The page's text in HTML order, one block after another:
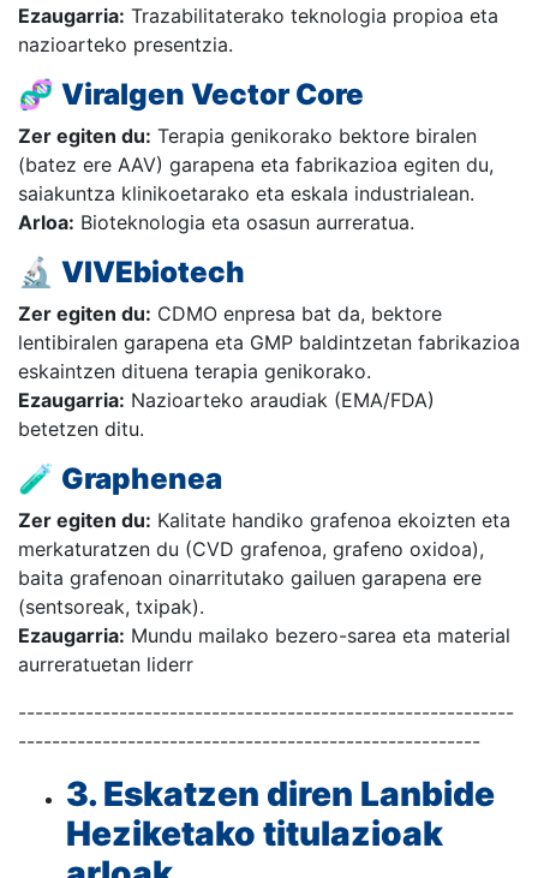
Ezaugarria: Trazabilitaterako teknologia propioa eta
nazioarteko presentzia.
🧬 Viralgen Vector Core
Zer egiten du: Terapia genikorako bektore biralen
(batez ere AAV) garapena eta fabrikazioa egiten du,
saiakuntza klinikoetarako eta eskala industrialean.
Arloa: Bioteknologia eta osasun aurreratua.
🔬 VIVEbiotech
Zer egiten du: CDMO enpresa bat da, bektore
lentibiralen garapena eta GMP baldintzetan fabrikazioa
eskaintzen dituena terapia genikorako.
Ezaugarria: Nazioarteko araudiak (EMA/FDA)
betetzen ditu.
🧪 Graphenea
Zer egiten du: Kalitate handiko grafenoa ekoizten eta
merkaturatzen du (CVD grafenoa, grafeno oxidoa),
baita grafenoan oinarritutako gailuen garapena ere
(sentsoreak, txipak).
Ezaugarria: Mundu mailako bezero-sarea eta material
aurreratuetan liderr
-----------------------------------------------------------
-------------------------------------------------------
3. Eskatzen diren Lanbide
Heziketako titulazioak